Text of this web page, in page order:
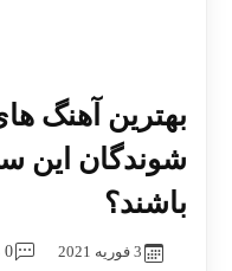
بهترین آهنگ
شوندگان این
باشند؟
3 فوریه 2021 0 دیدگاه